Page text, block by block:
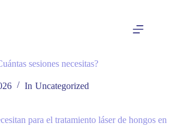
sesiones necesitas?
In Uncategorized
para el tratamiento láser de hongos en